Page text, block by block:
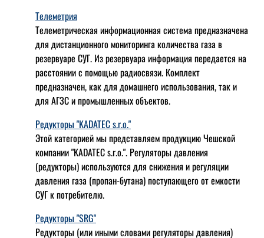
Телеметрия
Телеметрическая информационная система предназначена
для дистанционного мониторинга количества газа в
резервуаре СУГ. Из резервуара информация передается на
расстоянии с помощью радиосвязи. Комплект
предназначен, как для домашнего использования, так и
для АГЗС и промышленных объектов.
Редукторы "KADATEC s.r.o."
Этой категорией мы представляем продукцию Чешской
компании "KADATEC s.r.o.". Регуляторы давления
(редукторы) используются для снижения и регуляции
давления газа (пропан-бутана) поступающего от емкости
СУГ к потребителю.
Редукторы "SRG"
Редукторы (или иными словами регуляторы давления)